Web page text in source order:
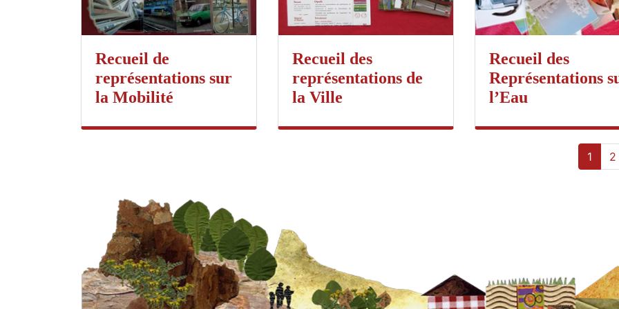
Recueil de
représentations sur
la Mobilité
Recueil des
représentations de
la Ville
Recueil des
Représentations
l’Eau
1 2